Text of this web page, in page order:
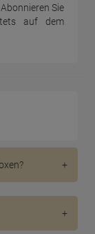
Sie
auf dem
somit
Luft – und